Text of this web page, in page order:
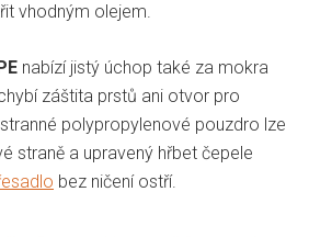
vhodným olejem.
nabízí jistý úchop také za mokra
záštita prstů ani otvor pro
polypropylenové pouzdro lze
straně a upravený hřbet čepele
bez ničení ostří.